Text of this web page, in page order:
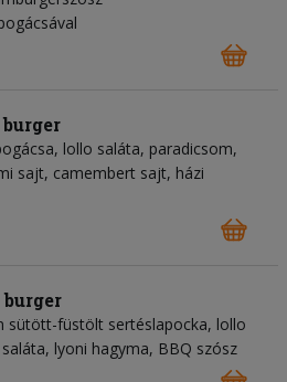
lollo saláta, paradicsom,
sajt, camembert sajt, házi
sütött-füstölt sertéslapocka, lollo
lyoni hagyma, BBQ szósz